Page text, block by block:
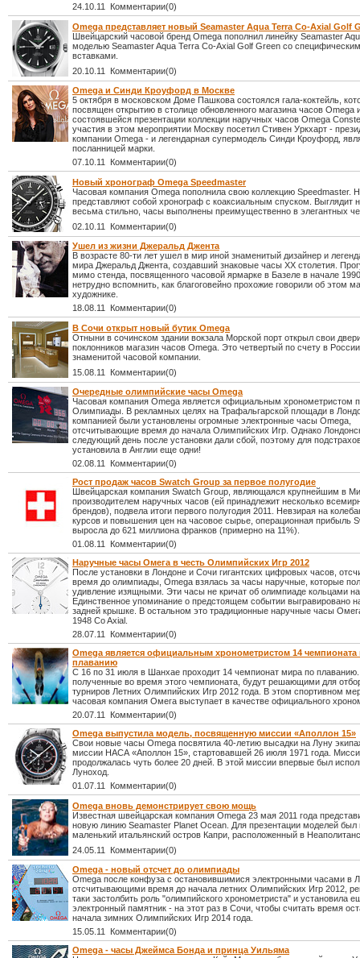
24.10.11 Комментарии(0)
Omega представляет новый Seamaster Aqua Terra Co-Axial Golf
Швейцарский часовой бренд Omega пополнил линейку Seamaster
моделью Seamaster Aqua Terra Co-Axial Golf Green со
вставками.
20.10.11 Комментарии(0)
Omega и Синди Кроуфорд в Москве
5 октября в московском Доме Пашкова состоялся гала-коктейль,
посвящен открытию в столице обновленного магазина часов Omega
состоявшейся презентации коллекции наручных часов Omega
участия в этом мероприятии Москву посетил Стивен Уркхарт -
компании Omega - и легендарная супермодель Синди Кроуфорд,
посланницей марки.
07.10.11 Комментарии(0)
Новый хронограф Omega Speedmaster
Часовая компания Omega пополнила свою коллекцию Speedmaster.
представляют собой хронограф с коаксиальным спуском. Выглядит
весьма стильно, часы выполнены преимущественно в элегантных
02.10.11 Комментарии(0)
Ушел из жизни Джеральд Джента
В возрасте 80-ти лет ушел в мир иной знаменитый дизайнер и
мира Джеральд Джента, создавший знаковые часы ХХ столетия.
мимо стенда, посвященного часовой ярмарке в Базеле в начале
нетрудно вспомнить, как благоговейно прохожие говорили об этом
художнике.
18.08.11 Комментарии(0)
В Сочи открыт новый бутик Omega
Отныни в сочинском здании вокзала Морской порт открыл свои
поклонников магазин часов Omega. Это четвертый по счету в
знаменитой часовой компании.
15.08.11 Комментарии(0)
Очередные олимпийские часы Omega
Часовая компания Omega является официальным хронометристом
Олимпиады. В рекламных целях на Трафальгарской площади в
компанией были установлены огромные электронные часы Omega,
отсчитывающие время до начала Олимпийских Игр. Однако
следующий день после установки дали сбой, поэтому для
установила в Англии еще одни!
02.08.11 Комментарии(0)
Рост продаж часов Swatch Group за первое полугодие
Швейцарская компания Swatch Group, являющаяся крупнейшим в
производителем наручных часов (ей принадлежит несколько
брендов), подвела итоги первого полугодия 2011. Невзирая на
курсов и повышения цен на часовое сырье, операционная прибыль
выросла до 621 миллиона франков (примерно на 11%).
01.08.11 Комментарии(0)
Наручные часы Омега в честь Олимпийских Игр 2012
После установки в Лондоне и Сочи гигантских цифровых часов,
время до олимпиады, Omega взялась за часы наручные, которые
удивление изящными. Эти часы не кричат об олимпиаде кольцами
Единственное упоминание о предстоящем событии выгравировано
задней крышке. В остальном это традиционные наручные часы
1948 Co Axial.
28.07.11 Комментарии(0)
Omega является официальным хронометристом 14 чемпионата
плаванию
С 16 по 31 июля в Шанхае проходит 14 чемпионат мира по плаванию.
полученные во время этого чемпионата, будут решающими для
турниров Летних Олимпийских Игр 2012 года. В этом спортивном
часовая компания Омега выступает в качестве официального
20.07.11 Комментарии(0)
Omega выпустила модель, посвященную миссии «Аполлон 15»
Свои новые часы Omega посвятила 40-летию высадки на Луну
миссии НАСА «Аполлон 15», стартовавшей 26 июля 1971 года.
продолжалась чуть более 20 дней. В этой миссии впервые был
Луноход.
01.07.11 Комментарии(0)
Omega вновь демонстрирует свою мощь
Известная швейцарская компания Omega 23 мая 2011 года
новую линию Seamaster Planet Ocean. Для презентации моделей был
маленький итальянский остров Капри, расположенный в
24.05.11 Комментарии(0)
Omega - новый отсчет до олимпиады
Omega после конфуза с остановившимися электронными часами в
отсчитывающими время до начала летних Олимпийских Игр 2012,
таки застолбить роль "олимпийского хронометриста" и установила
электронный памятник - на этот раз в Сочи, чтобы считать время
начала зимних Олимпийских Игр 2014 года.
15.05.11 Комментарии(0)
Omega - часы Джеймса Бонда и принца Уильяма